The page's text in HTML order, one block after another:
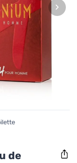
›
de